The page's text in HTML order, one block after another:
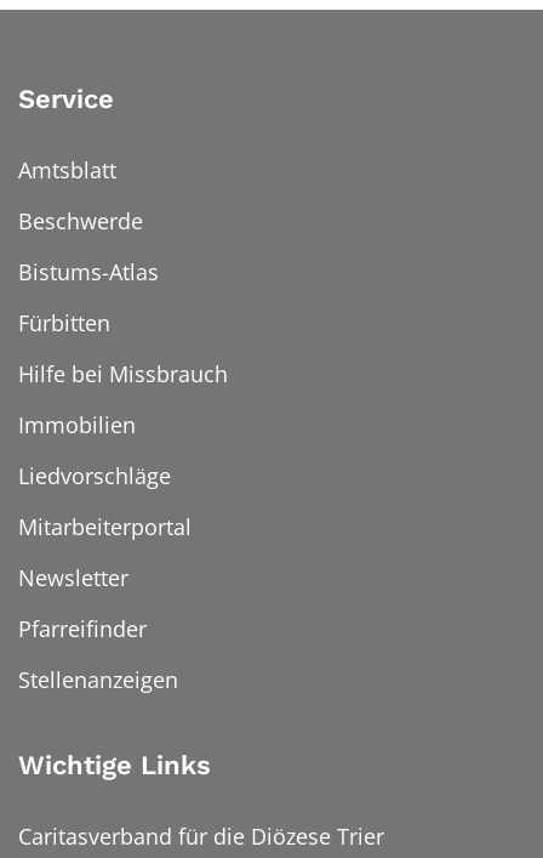
Service
Amtsblatt
Beschwerde
Bistums-Atlas
Fürbitten
Hilfe bei Missbrauch
Immobilien
Liedvorschläge
Mitarbeiterportal
Newsletter
Pfarreifinder
Stellenanzeigen
Wichtige Links
Caritasverband für die Diözese Trier